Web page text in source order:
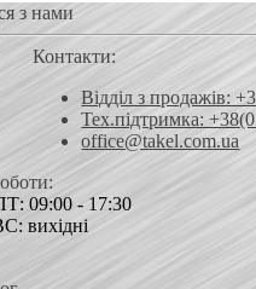
з нами
Контакти:
Відділ з продажів:
Тех.підтримка:
office@takel.com.ua
09:00 - 17:30
вихідні